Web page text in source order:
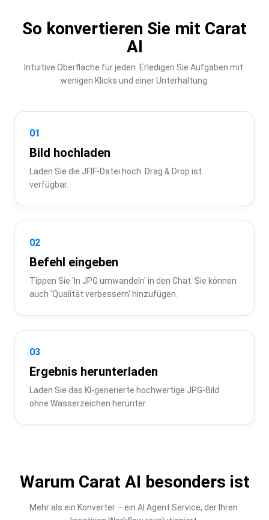
So konvertieren Sie mit Carat
AI
Intuitive Oberfläche für jeden. Erledigen Sie Aufgaben mit
wenigen Klicks und einer Unterhaltung.
01
Bild hochladen
Laden Sie die JFIF-Datei hoch. Drag & Drop ist
verfügbar.
02
Befehl eingeben
Tippen Sie 'In JPG umwandeln' in den Chat. Sie können
auch 'Qualität verbessern' hinzufügen.
03
Ergebnis herunterladen
Laden Sie das KI-generierte hochwertige JPG-Bild
ohne Wasserzeichen herunter.
Warum Carat AI besonders ist
Mehr als ein Konverter – ein AI Agent Service, der Ihren